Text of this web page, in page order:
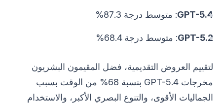
GPT-5.4: متوسط درجة 87.3%
GPT-5.2: متوسط درجة 68.4%
لتقييم العروض التقديمية، فضل المقيمون البشريون
مخرجات GPT-5.4 بنسبة 68% من الوقت بسبب
الجماليات الأقوى، والتنوع البصري الأكبر، والاستخدام